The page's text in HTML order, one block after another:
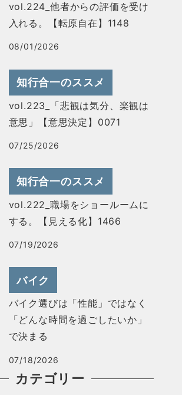
vol.224_他者からの評価を受け
入れる。【転原自在】1148
08/01/2026
知行合一のススメ
vol.223_「悲観は気分、楽観は
意思」【意思決定】0071
07/25/2026
知行合一のススメ
vol.222_職場をショールームに
する。【見える化】1466
07/19/2026
バイク
バイク選びは「性能」ではなく
「どんな時間を過ごしたいか」
で決まる
07/18/2026
カテゴリー